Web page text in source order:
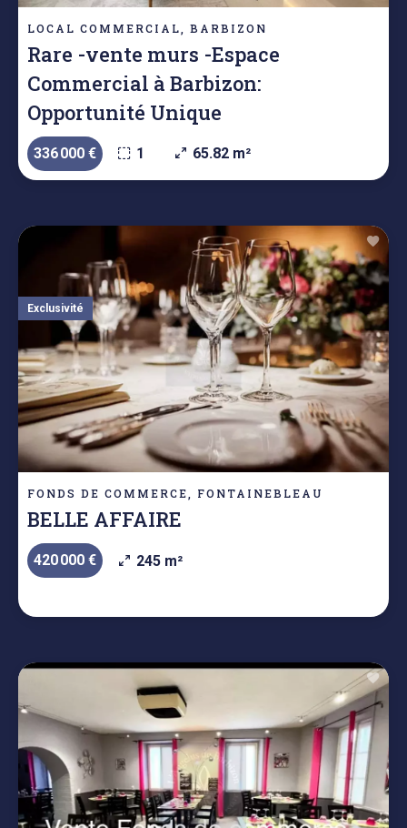
LOCAL COMMERCIAL, BARBIZON
Rare -vente murs -Espace
Commercial à Barbizon:
Opportunité Unique
336 000 € 1 65.82 m²
FONDS DE COMMERCE, FONTAINEBLEAU
BELLE AFFAIRE
420 000 € 245 m²
Exclusivité